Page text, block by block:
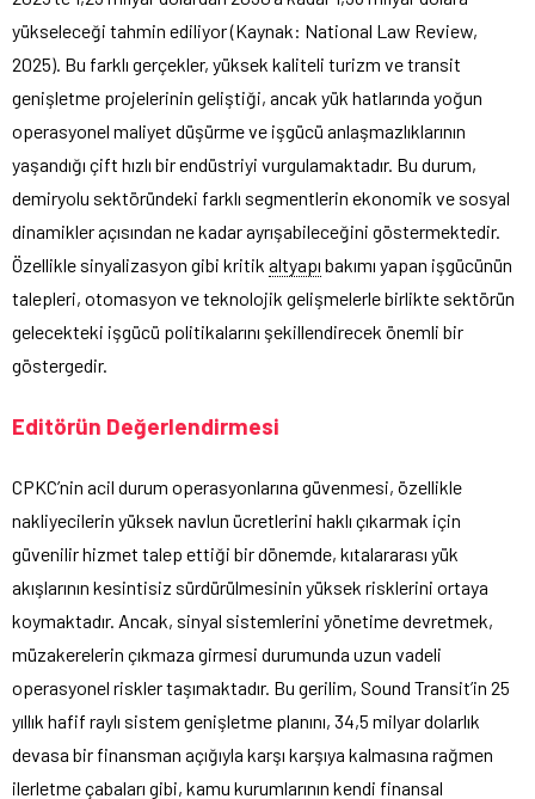
yükseleceği tahmin ediliyor (Kaynak: National Law Review,
2025). Bu farklı gerçekler, yüksek kaliteli turizm ve transit
genişletme projelerinin geliştiği, ancak yük hatlarında yoğun
operasyonel maliyet düşürme ve işgücü anlaşmazlıklarının
yaşandığı çift hızlı bir endüstriyi vurgulamaktadır. Bu durum,
demiryolu sektöründeki farklı segmentlerin ekonomik ve sosyal
dinamikler açısından ne kadar ayrışabileceğini göstermektedir.
Özellikle sinyalizasyon gibi kritik altyapı bakımı yapan işgücünün
talepleri, otomasyon ve teknolojik gelişmelerle birlikte sektörün
gelecekteki işgücü politikalarını şekillendirecek önemli bir
göstergedir.
Editörün Değerlendirmesi
CPKC’nin acil durum operasyonlarına güvenmesi, özellikle
nakliyecilerin yüksek navlun ücretlerini haklı çıkarmak için
güvenilir hizmet talep ettiği bir dönemde, kıtalararası yük
akışlarının kesintisiz sürdürülmesinin yüksek risklerini ortaya
koymaktadır. Ancak, sinyal sistemlerini yönetime devretmek,
müzakerelerin çıkmaza girmesi durumunda uzun vadeli
operasyonel riskler taşımaktadır. Bu gerilim, Sound Transit’in 25
yıllık hafif raylı sistem genişletme planını, 34,5 milyar dolarlık
devasa bir finansman açığıyla karşı karşıya kalmasına rağmen
ilerletme çabaları gibi, kamu kurumlarının kendi finansal